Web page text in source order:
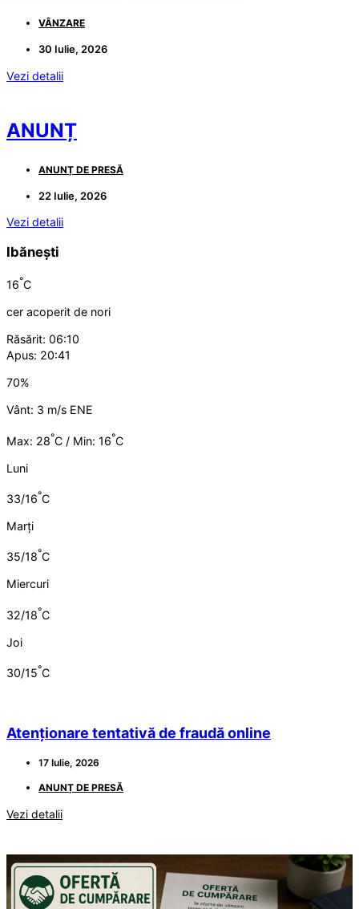
VÂNZARE
30 Iulie, 2026
Vezi detalii
ANUNȚ
ANUNȚ DE PRESĂ
22 Iulie, 2026
Vezi detalii
Ibănești
16°C
cer acoperit de nori
Răsărit: 06:10
Apus: 20:41
70%
Vânt: 3 m/s ENE
Max: 28°C / Min: 16°C
Luni
33/16°C
Marți
35/18°C
Miercuri
32/18°C
Joi
30/15°C
Atenționare tentativă de fraudă online
17 Iulie, 2026
ANUNȚ DE PRESĂ
Vezi detalii